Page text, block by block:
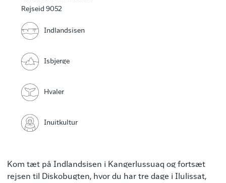
Rejseid 9052
Indlandsisen
Isbjerge
Hvaler
Inuitkultur
Kom tæt på Indlandsisen i Kangerlussuaq og fortsæt
rejsen til Diskobugten, hvor du har tre dage i Ilulissat,